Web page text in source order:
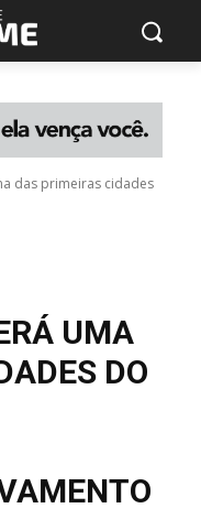
das primeiras cidades
UMA
DO